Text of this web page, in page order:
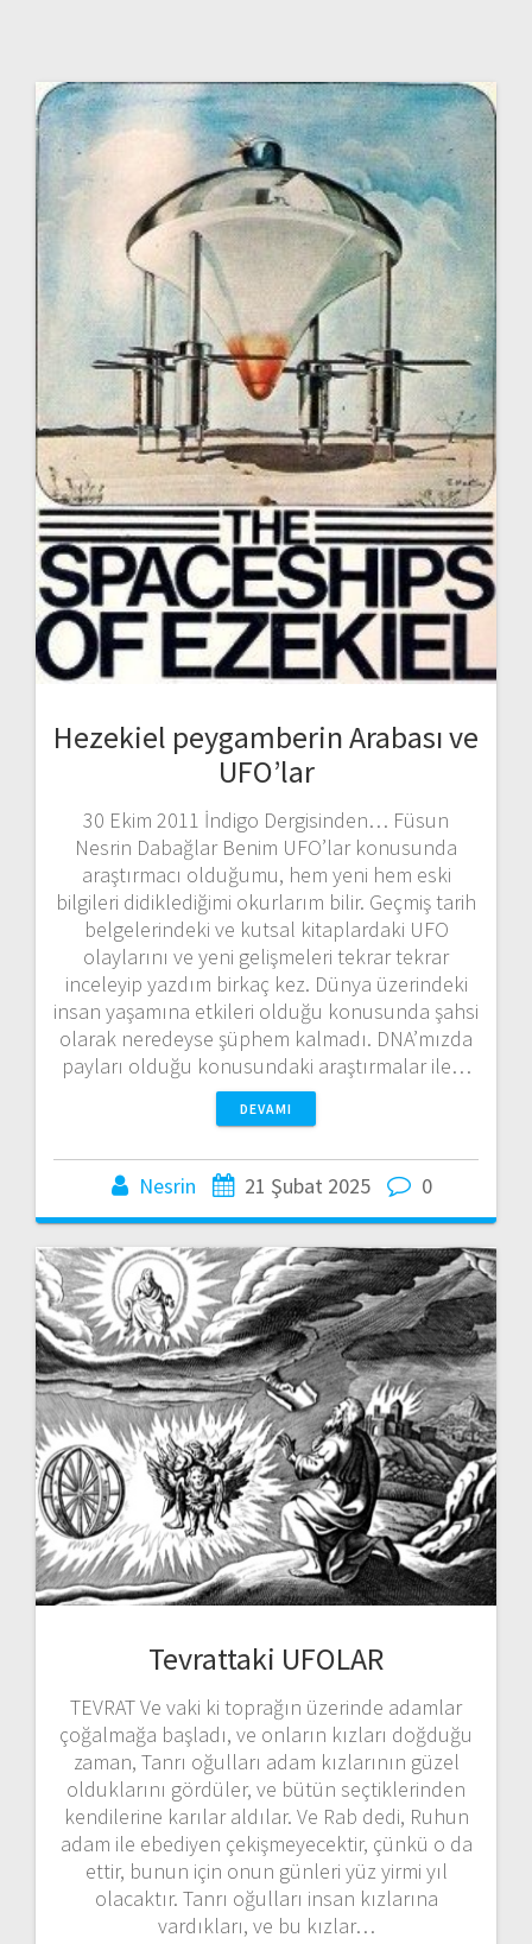
Hezekiel peygamberin Arabası ve
UFO’lar
30 Ekim 2011 İndigo Dergisinden… Füsun
Nesrin Dabağlar Benim UFO’lar konusunda
araştırmacı olduğumu, hem yeni hem eski
bilgileri didiklediğimi okurlarım bilir. Geçmiş tarih
belgelerindeki ve kutsal kitaplardaki UFO
olaylarını ve yeni gelişmeleri tekrar tekrar
inceleyip yazdım birkaç kez. Dünya üzerindeki
insan yaşamına etkileri olduğu konusunda şahsi
olarak neredeyse şüphem kalmadı. DNA’mızda
payları olduğu konusundaki araştırmalar ile…
DEVAMI
Nesrin 21 Şubat 2025 0
Tevrattaki UFOLAR
TEVRAT Ve vaki ki toprağın üzerinde adamlar
çoğalmağa başladı, ve onların kızları doğduğu
zaman, Tanrı oğulları adam kızlarının güzel
olduklarını gördüler, ve bütün seçtiklerinden
kendilerine karılar aldılar. Ve Rab dedi, Ruhun
adam ile ebediyen çekişmeyecektir, çünkü o da
ettir, bunun için onun günleri yüz yirmi yıl
olacaktır. Tanrı oğulları insan kızlarına
vardıkları, ve bu kızlar…